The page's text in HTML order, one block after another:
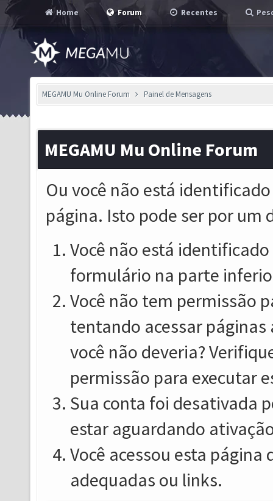
Home Forum Recentes
MEGAMU Mu Online Forum Painel de Mensagens
MEGAMU Mu Online Forum
Ou você não está
página. Isto pode ser por um
Você não está
formulário na parte
Você não tem permissão
tentando acessar
você não deveria?
permissão para executar
Sua conta foi desativada
estar aguardando
Você acessou esta
adequadas ou links.